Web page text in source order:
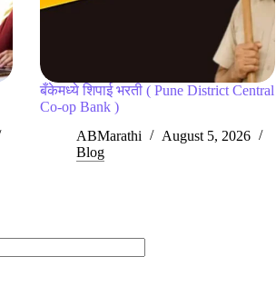
बँकेमध्ये शिपाई भरती ( Pune District Central
Co-op Bank )
ABMarathi
August 5, 2026
Blog